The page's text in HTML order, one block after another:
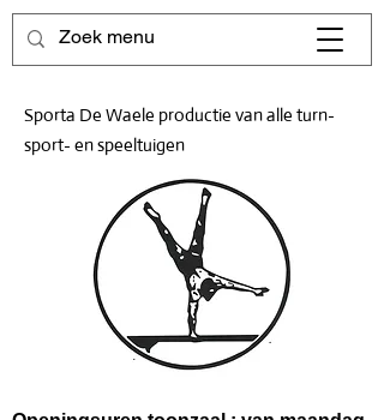
Sporta De Waele productie van alle turn-
sport- en speeltuigen